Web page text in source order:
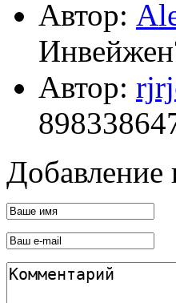
Автор:
Автор:
Добавление